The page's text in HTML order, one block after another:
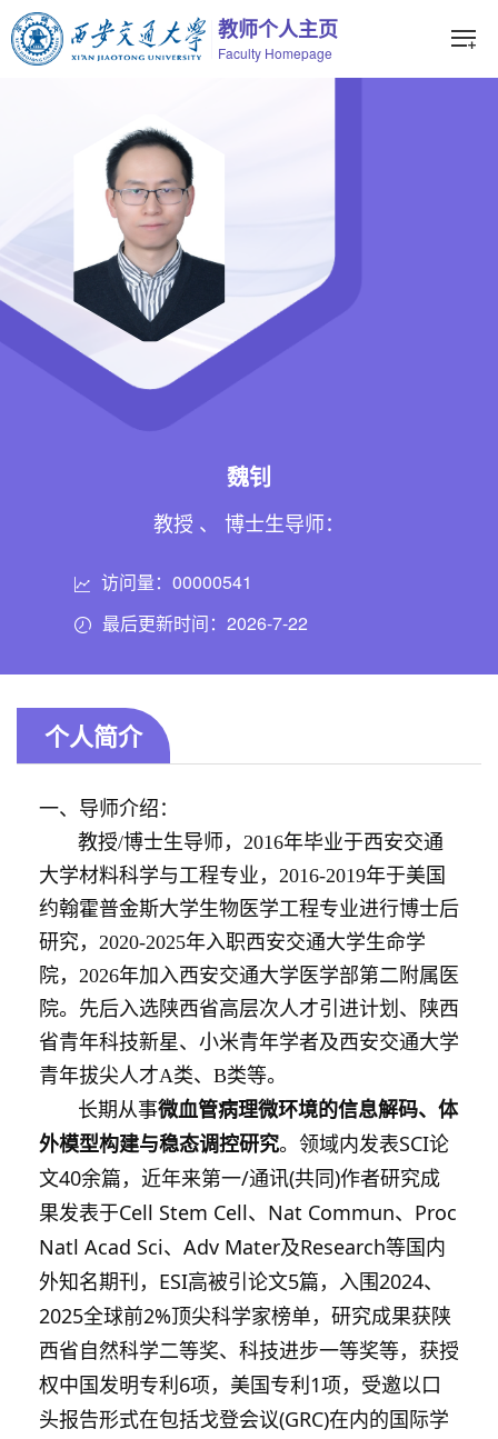
教师个人主页
Faculty Homepage
魏钊
教授 、 博士生导师：
访问量：00000541
最后更新时间：2026-7-22
个人简介
一、导师介绍：
教授/博士生导师，2016年毕业于西安交通
大学材料科学与工程专业，2016-2019年于美国
约翰霍普金斯大学生物医学工程专业进行博士后
研究，2020-2025年入职西安交通大学生命学
院，2026年加入西安交通大学医学部第二附属医
院。先后入选陕西省高层次人才引进计划、陕西
省青年科技新星、小米青年学者及西安交通大学
青年拔尖人才A类、B类等。
长期从事微血管病理微环境的信息解码、体
外模型构建与稳态调控研究。领域内发表SCI论
文40余篇， 近年来第一/通讯(共同)作者研究成
果发表于Cell Stem Cell、Nat Commun、Proc
Natl Acad Sci、Adv Mater及Research等国内
外知名期刊，ESI高被引论文5篇，入围2024、
2025全球前2%顶尖科学家榜单，研究成果获陕
西省自然科学二等奖、科技进步一等奖等，获授
权中国发明专利6项，美国专利1项，受邀以口
头报告形式在包括戈登会议(GRC)在内的国际学